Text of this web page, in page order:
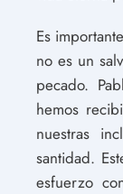
Es
no es un
pecado.
hemos
nuestras
santidad.
esfuerzo